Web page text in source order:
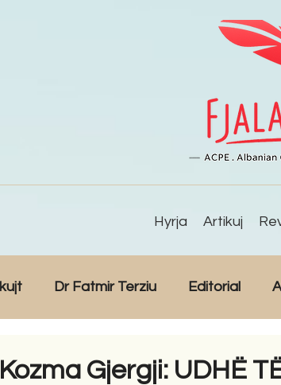
Hyrja Artikuj
Dr Fatmir Terziu Editorial
Kozma Gjergji: UDHË